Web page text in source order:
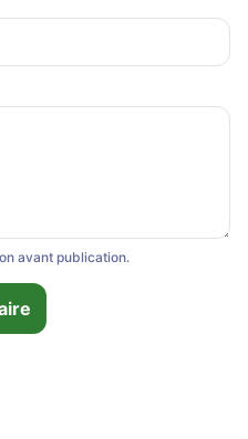
avant publication.